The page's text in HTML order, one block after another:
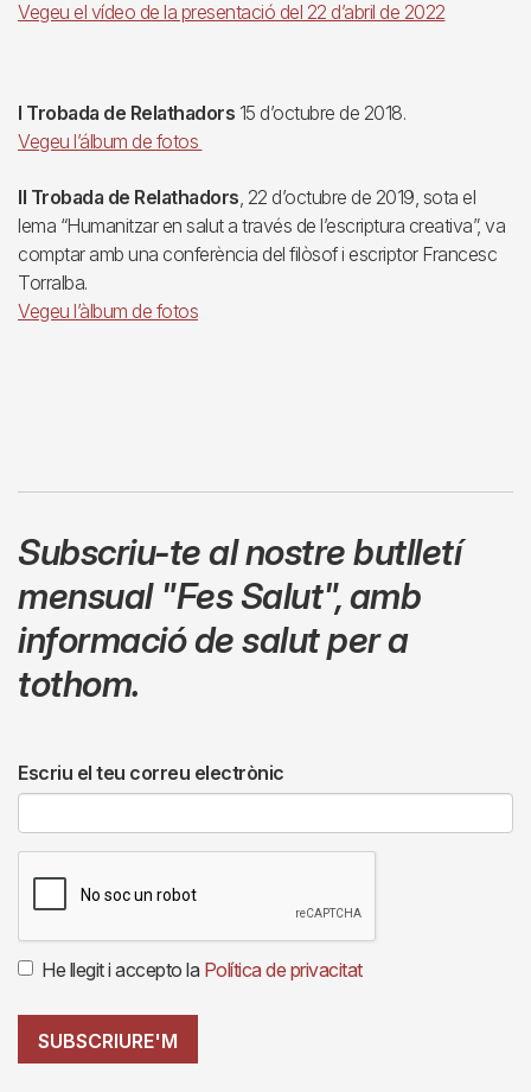
Vegeu el vídeo de la presentació del 22 d’abril de 2022
I Trobada de Relathadors 15 d’octubre de 2018.
Vegeu l’álbum de fotos
II Trobada de Relathadors , 22 d’octubre de 2019, sota el
lema “Humanitzar en salut a través de l’escriptura creativa”, va
comptar amb una conferència del filòsof i escriptor Francesc
Torralba.
Vegeu l’àlbum de fotos
Subscriu-te al nostre butlletí
mensual "Fes Salut",amb
informació de salut per a
tothom.
Escriu el teu correu electrònic
He llegit i accepto la Política de privacitat
SUBSCRIURE'M